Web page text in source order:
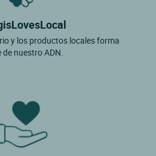
y los productos locales forma
de nuestro ADN.